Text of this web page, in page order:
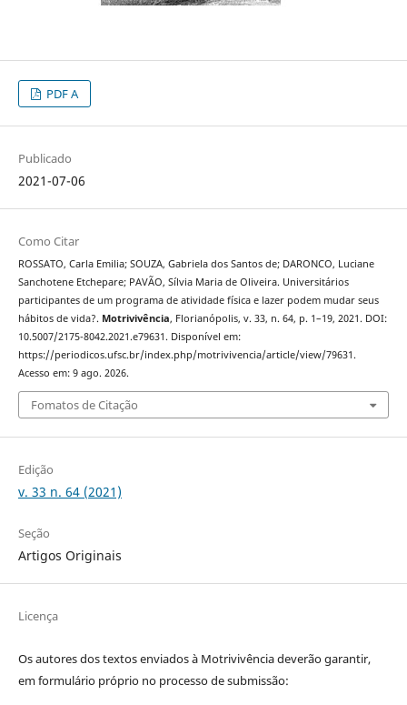
PDF A
Publicado
2021-07-06
Como Citar
ROSSATO, Carla Emilia; SOUZA, Gabriela dos Santos de; DARONCO, Luciane
Sanchotene Etchepare; PAVÃO, Sílvia Maria de Oliveira. Universitários
participantes de um programa de atividade física e lazer podem mudar seus
hábitos de vida?. Motrivivência, Florianópolis, v. 33, n. 64, p. 1–19, 2021. DOI:
10.5007/2175-8042.2021.e79631. Disponível em:
https://periodicos.ufsc.br/index.php/motrivivencia/article/view/79631.
Acesso em: 9 ago. 2026.
Fomatos de Citação
Edição
v. 33 n. 64 (2021)
Seção
Artigos Originais
Licença
Os autores dos textos enviados à Motrivivência deverão garantir,
em formulário próprio no processo de submissão: